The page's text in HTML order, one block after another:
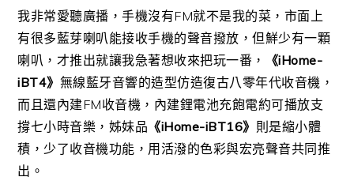
我非常愛聽廣播，手機沒有FM就不是我的菜，市面上
有很多藍芽喇叭能接收手機的聲音撥放，但鮮少有一顆
喇叭，才推出就讓我急著想收來把玩一番，
《iHome-
iBT4》 無線藍牙音響的造型仿造復古八零年代收音機，
而且還內建FM收音機，內建鋰電池充飽電約可播放支
撐七小時音樂，姊妹品 《iHome-iBT16》 則是縮小體
積，少了收音機功能，用活潑的色彩與宏亮聲音共同推
出。